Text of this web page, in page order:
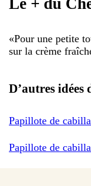
Le + du
«Pour une petite
sur la crème
D’autres idées
Papillote de
Papillote de